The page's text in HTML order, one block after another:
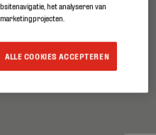
het analyseren van
ALLE COOKIES ACCEPTEREN